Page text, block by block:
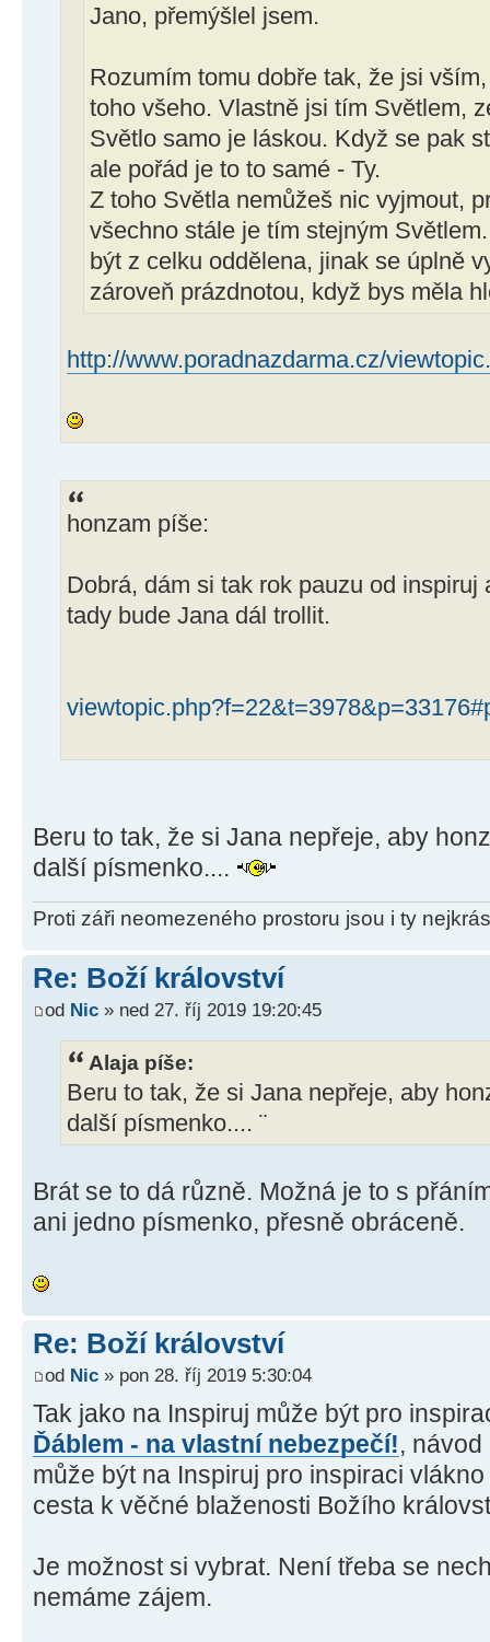
Jano, přemýšlel jsem.
Rozumím tomu dobře tak, že jsi
toho všeho. Vlastně jsi tím Světlem,
Světlo samo je láskou. Když se pak
ale pořád je to to samé - Ty.
Z toho Světla nemůžeš nic vyjmout,
všechno stále je tím stejným
být z celku oddělena, jinak se úplně
zároveň prázdnotou, když bys měla
http://www.poradnazdarma.cz/
honzam píše:
Dobrá, dám si tak rok pauzu od inspiruj
tady bude Jana dál trollit.
Beru to tak, že si Jana nepřeje, aby
další písmenko....
Proti záři neomezeného prostoru jsou i ty
Re: Boží království
od Nic » ned 27. říj 2019 19:20:45
Alaja píše:
Beru to tak, že si Jana nepřeje, aby
další písmenko.... ¨
Brát se to dá různě. Možná je to s
ani jedno písmenko, přesně obráceně.
Re: Boží království
od Nic » pon 28. říj 2019 5:30:04
Tak jako na Inspiruj může být pro
Ďáblem - na vlastní nebezpečí!,
může být na Inspiruj pro inspiraci
cesta k věčné blaženosti Božího
Je možnost si vybrat. Není třeba se
nemáme zájem.